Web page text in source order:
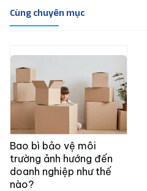
Cùng chuyên mục
Bao bì bảo vệ môi
trường ảnh hướng đến
doanh nghiệp như thế
nào?